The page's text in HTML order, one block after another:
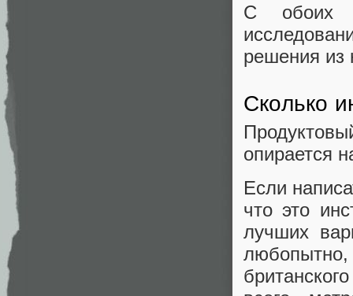
С обоих
решения из
Сколько
опирается
Если
что это
лучших